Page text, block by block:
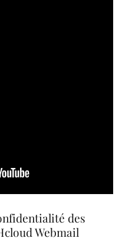
des
Webmail